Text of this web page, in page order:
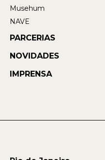
Musehum
NAVE
PARCERIAS
NOVIDADES
IMPRENSA